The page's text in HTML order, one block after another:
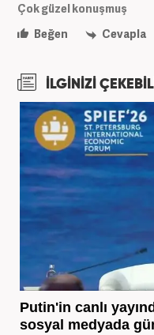
Çok güzel konuşmuş
Beğen
Cevapla
İLGİNİZİ
Putin'in canlı
sosyal medyada